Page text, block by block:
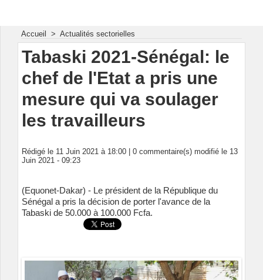
Accueil > Actualités sectorielles
Tabaski 2021-Sénégal: le
chef de l'Etat a pris une
mesure qui va soulager
les travailleurs
Rédigé le 11 Juin 2021 à 18:00 | 0 commentaire(s) modifié le 13
Juin 2021 - 09:23
(Equonet-Dakar) - Le président de la République du
Sénégal a pris la décision de porter l'avance de la
Tabaski de 50.000 à 100.000 Fcfa.